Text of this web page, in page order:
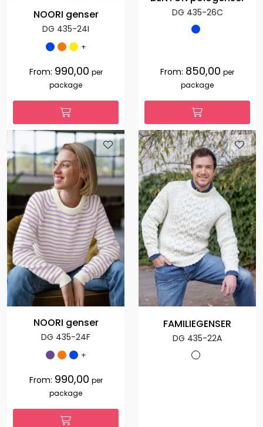
NOORI genser
DG 435-24I
+
From: 990,00 per
package
DG 435-26C
From: 850,00 per
package
NOORI genser
DG 435-24F
+
From: 990,00 per
package
FAMILIEGENSER
DG 435-22A